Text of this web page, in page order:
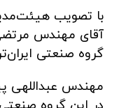
با تصویب
آقای مهندس
گروه صنعتی
مهندس عبداللهی